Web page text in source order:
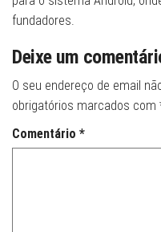
fundadores.
Deixe um
O seu endereço de email
obrigatórios marcados com
Comentário *